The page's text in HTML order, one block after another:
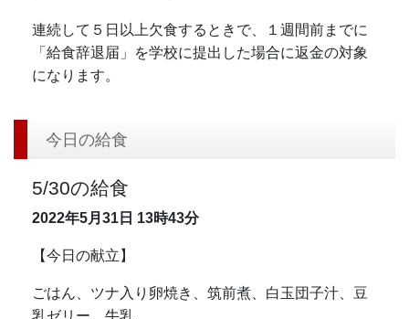
連続して５日以上欠食するときで、１週間前までに
「給食辞退届」を学校に提出した場合に返金の対象
になります。
今日の給食
5/30の給食
2022年5月31日 13時43分
【今日の献立】
ごはん、ツナ入り卵焼き、筑前煮、白玉団子汁、豆
乳ゼリー、牛乳